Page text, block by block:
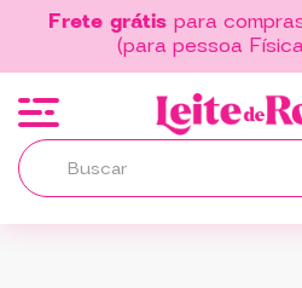
Frete grátispara
(para pessoa